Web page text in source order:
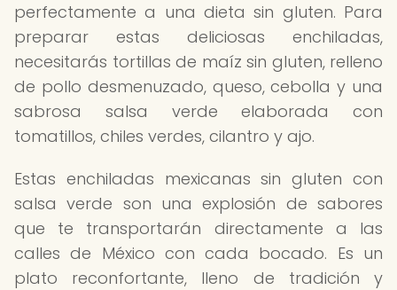
perfectamente a una dieta sin gluten. Para
preparar estas deliciosas enchiladas,
necesitarás tortillas de maíz sin gluten, relleno
de pollo desmenuzado, queso, cebolla y una
sabrosa salsa verde elaborada con
tomatillos, chiles verdes, cilantro y ajo.
Estas enchiladas mexicanas sin gluten con
salsa verde son una explosión de sabores
que te transportarán directamente a las
calles de México con cada bocado. Es un
plato reconfortante, lleno de tradición y